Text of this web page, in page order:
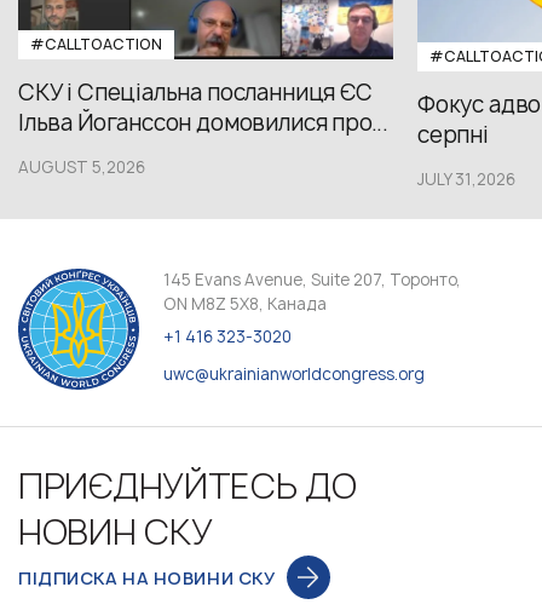
#CALLTOACTION
СКУ і Спеціальна посланниця ЄС
Ільва Йоганссон домовилися про...
AUGUST 5,2026
Фокус
серпні
JULY 31,2026
145 Evans Avenue, Suite 207, Торонто,
ON M8Z 5X8, Канада
+1 416 323-3020
uwc@ukrainianworldcongress.org
ПРИЄДНУЙТЕСЬ ДО
НОВИН СКУ
ПІДПИСКА НА НОВИНИ СКУ